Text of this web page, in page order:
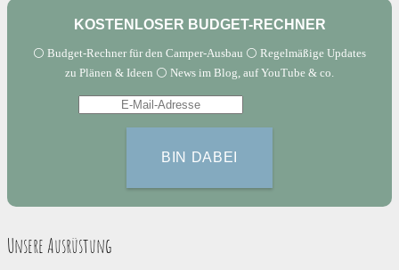
KOSTENLOSER BUDGET-RECHNER
⚪️ Budget-Rechner für den Camper-Ausbau ⚪️ Regelmäßige Updates
zu Plänen & Ideen ⚪️ News im Blog, auf YouTube & co.
Unsere Ausrüstung